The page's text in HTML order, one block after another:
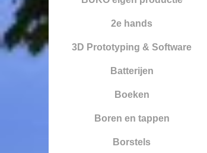
2e hands
3D Prototyping & Software
Batterijen
Boeken
Boren en tappen
Borstels